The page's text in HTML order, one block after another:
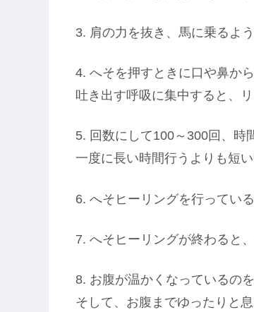
3. 肩の力を抜き、馬に乗るよ
4. へそを押すときに口や鼻か
吐き出す呼吸に集中すると、
5. 回数にして100～300回、時
一度に長い時間行うよりも短
6. へそヒーリングを行ってい
7. へそヒーリングが終わると
8. お腹が温かくなっているの
そして、お腹までゆったりと